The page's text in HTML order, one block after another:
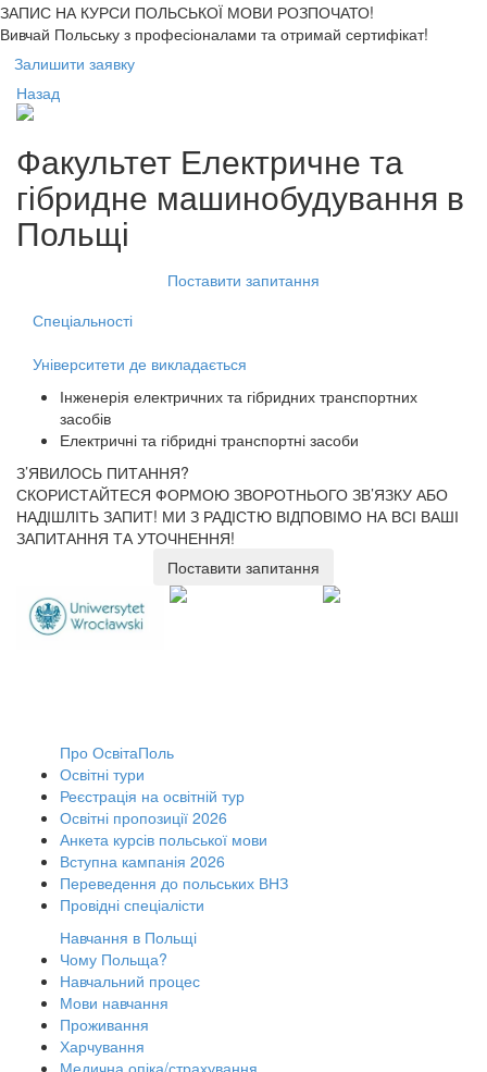
ЗАПИС НА КУРСИ ПОЛЬСЬКОЇ МОВИ РОЗПОЧАТО!
Вивчай Польську з професіоналами та отримай сертифікат!
Залишити заявку
Назад
Факультет Електричне та
гібридне машинобудування в
Польщі
Поставити запитання
Спеціальності
Університети де викладається
Інженерія електричних та гібридних транспортних
засобів
Електричні та гібридні транспортні засоби
З’ЯВИЛОСЬ ПИТАННЯ?
СКОРИСТАЙТЕСЯ ФОРМОЮ ЗВОРОТНЬОГО ЗВ’ЯЗКУ АБО
НАДІШЛІТЬ ЗАПИТ! МИ З РАДІСТЮ ВІДПОВІМО НА ВСІ ВАШІ
ЗАПИТАННЯ ТА УТОЧНЕННЯ!
Поставити запитання
Про ОсвітаПоль
Освітні тури
Реєстрація на освітній тур
Освітні пропозиції 2026
Анкета курсів польської мови
Вступна кампанія 2026
Переведення до польських ВНЗ
Провідні спеціалісти
Навчання в Польщі
Чому Польща?
Навчальний процес
Мови навчання
Проживання
Харчування
Медична опіка/страхування